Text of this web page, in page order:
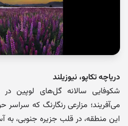
دریاچه تکاپو، نیوزیلند
شکوفایی سالانه گل‌های لوپین در
می‌آفریند؛ مزارعی رنگارنگ که سراسر
این منطقه، در قلب جزیره جنوبی،